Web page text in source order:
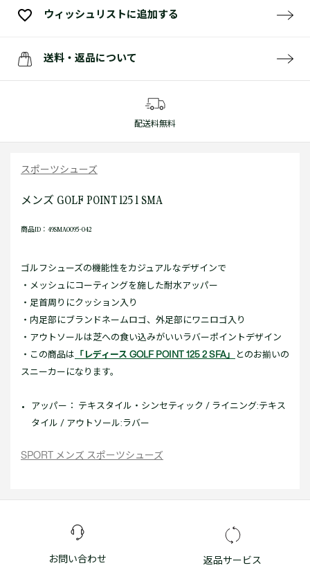
ウィッシュリストに追加する
送料・返品について
配送料無料
スポーツシューズ
メンズ GOLF POINT 125 1 SMA
商品ID：49SMA0095-042
ゴルフシューズの機能性をカジュアルなデザインで
・メッシュにコーティングを施した耐水アッパー
・足首周りにクッション入り
・内足部にブランドネームロゴ、外足部にワニロゴ入り
・アウトソールは芝への食い込みがいいラバーポイントデザイン
・この商品は 「レディース GOLF POINT 125 2 SFA」 とのお揃いの
スニーカーになります。
アッパー： テキスタイル・シンセティック / ライニング:テキス
タイル / アウトソール:ラバー
SPORT メンズ スポーツシューズ
お問い合わせ 返品サービス